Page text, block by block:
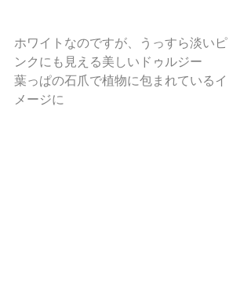
ホワイトなのですが、うっすら淡いピ
ンクにも見える美しいドゥルジー
葉っぱの石爪で植物に包まれているイ
メージに